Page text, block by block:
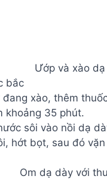
Ướp và xào
bắc
xào, thêm
khoảng 35 phút.
Om dạ dày với